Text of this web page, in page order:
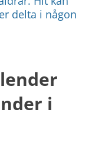
delta i någon
i